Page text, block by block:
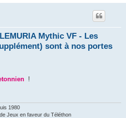
Mythic VF - Les
sont à nos portes
!
1980
Jeux en faveur du Téléthon